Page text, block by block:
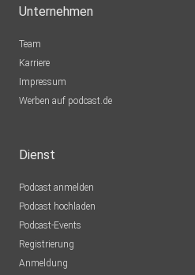
driesnerJackyJohn
gladbeck
lars148
Sehnde
Unternehmen
Team
Karriere
Impressum
Werben auf podcast.de
Dienst
Podcast anmelden
Podcast hochladen
Podcast-Events
Registrierung
Anmeldung